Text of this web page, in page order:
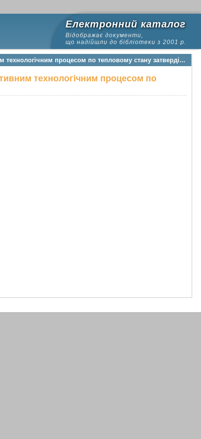
Електронний каталог
Відображає документи,
що надійшли до бібліотеки з 2001 р.
процесом по тепловому стану затверді...
технологічним процесом по